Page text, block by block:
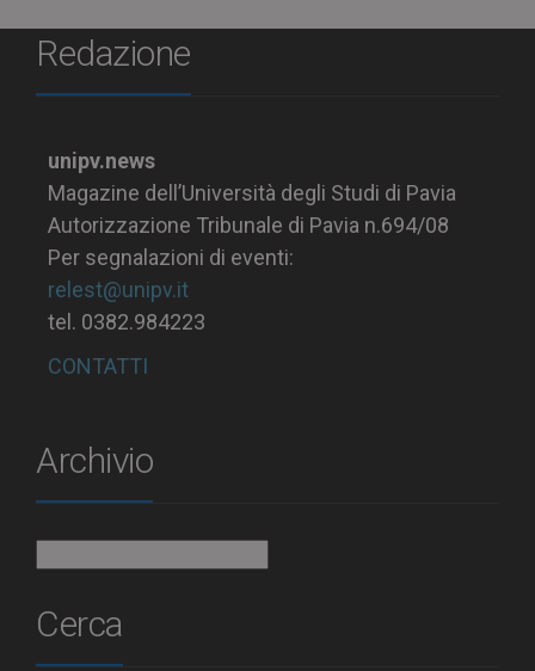
Redazione
unipv.news
Magazine dell’Università degli Studi di Pavia
Autorizzazione Tribunale di Pavia n.694/08
Per segnalazioni di eventi:
relest@unipv.it
tel. 0382.984223
CONTATTI
Archivio
Cerca